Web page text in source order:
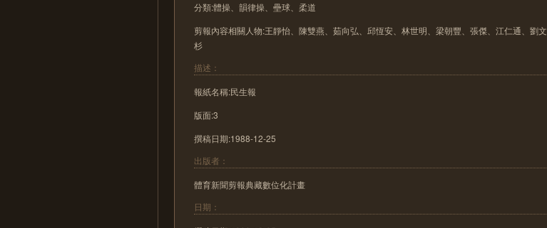
分類:體操、韻律操、壘球、柔道
剪報內容相關人物:王靜怡、陳雙燕、茹向弘、邱恆安、林世明、梁朝豐、張傑、江仁通、劉文
杉
描述：
報紙名稱:民生報
版面:3
撰稿日期:1988-12-25
出版者：
體育新聞剪報典藏數位化計畫
日期：